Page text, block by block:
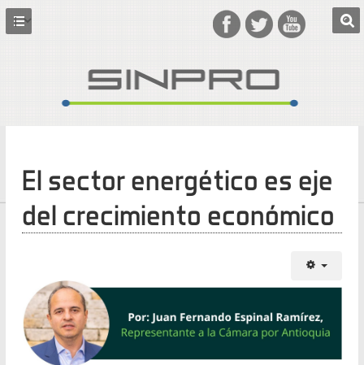
El sector energético es eje
del crecimiento económico